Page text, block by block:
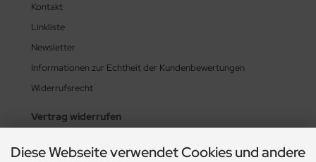
Kontakt
Linkliste
Newsletter
Informationen zur Echtheit der Kundenbewertungen
Widerrufsrecht
Vertrag widerrufen
Diese Webseite verwendet Cookies und andere